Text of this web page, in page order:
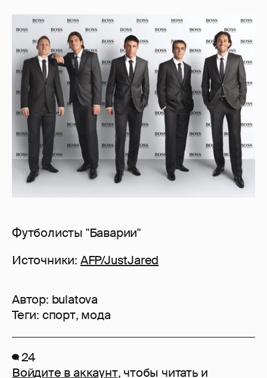
Футболисты "Баварии"
Источники: AFP/JustJared
Автор: bulatova
Теги: спорт, мода
24
Войдите в аккаунт, чтобы читать и